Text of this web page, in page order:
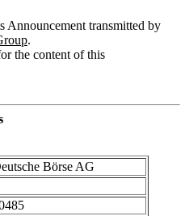
Announcement transmitted by
.
the content of this
Börse AG